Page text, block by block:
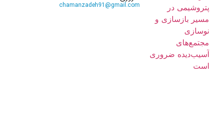
chamanzadeh91@gmail.com